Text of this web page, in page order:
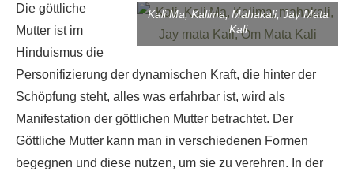
Kali Ma, Kalima, Mahakali, Jay Mata
Kali
Die göttliche
Mutter ist im
Hinduismus die
Personifizierung der dynamischen Kraft, die hinter der
Schöpfung steht, alles was erfahrbar ist, wird als
Manifestation der göttlichen Mutter betrachtet. Der
Göttliche Mutter kann man in verschiedenen Formen
begegnen und diese nutzen, um sie zu verehren. In der